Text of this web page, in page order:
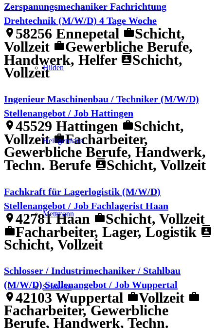
Hilden
Heiligenhaus
Mettmann
Schwelm
Zerspanungsmechaniker Fachrichtung
Drehtechnik (M/W/D) 4 Tage Woche
location_on 58256 Ennepetal workSchicht,
Vollzeit workGewerbliche Berufe,
Handwerk, Helfer contactsSchicht,
Vollzeit
Ingenieur Maschinenbau / Techniker (M/W/D)
Stellenangebot / Job Hattingen
location_on 45529 Hattingen workSchicht,
Vollzeit workFacharbeiter,
Gewerbliche Berufe, Handwerk,
Techn. Berufe contactsSchicht, Vollzeit
Fachkraft für Lagerlogistik (M/W/D)
Stellenangebot / Job Fachlagerist Haan
location_on 42781 Haan workSchicht, Vollzeit
workFacharbeiter, Lager, Logistik contacts
Schicht, Vollzeit
Schlosser / Industrimechaniker / Stahlbau
(M/W/D) Stellenangebot / Job Wuppertal
location_on 42103 Wuppertal workVollzeit work
Facharbeiter, Gewerbliche
Berufe, Handwerk, Techn.